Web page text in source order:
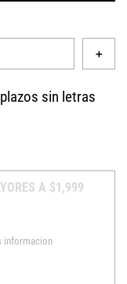
＋
A $1,999
informacion